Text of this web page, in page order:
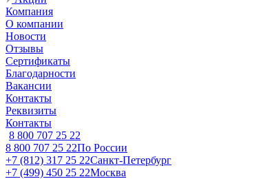
Компания
О компании
Новости
Отзывы
Сертификаты
Благодарности
Вакансии
Контакты
Реквизиты
Контакты
8 800 707 25 22
8 800 707 25 22По России
+7 (812) 317 25 22Санкт-Петербург
+7 (499) 450 25 22Москва